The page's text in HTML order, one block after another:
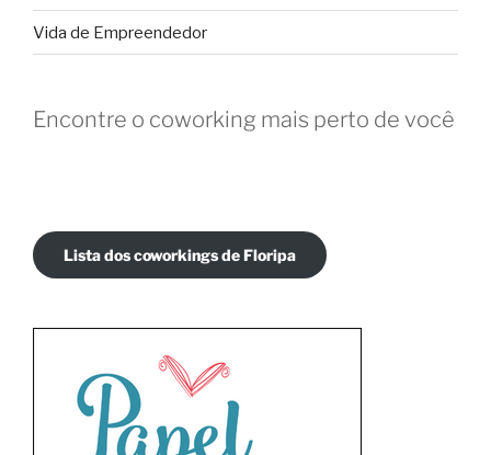
Vida de Empreendedor
Encontre o coworking mais perto de você
Lista dos coworkings de Floripa